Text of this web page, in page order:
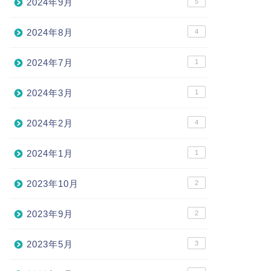
2024年9月
2024年8月 4
2024年7月 1
2024年3月 1
2024年2月 4
2024年1月 1
2023年10月 2
2023年9月 2
2023年5月 3